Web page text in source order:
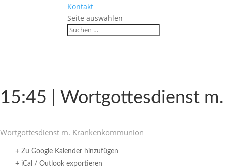
Kontakt
Seite auswählen
15:45 | Wort­got­tes­dienst
Wort­got­tes­dienst m. Krankenkommunion
+ Zu Google Kalender hinzufügen
+ iCal / Outlook exportieren